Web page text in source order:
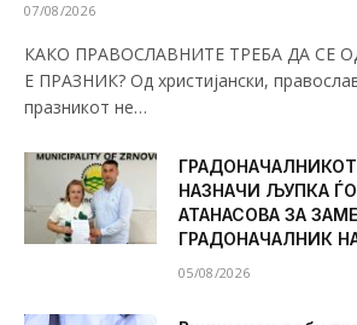
07/08/2026
КАКО ПРАВОСЛАВНИТЕ ТРЕБА ДА СЕ
Е ПРАЗНИК? Од христијански,
празникот не…
НАЗНАЧИ ЉУПКА
АТАНАСОВА ЗА
ГРАДОНАЧАЛНИК
05/08/2026